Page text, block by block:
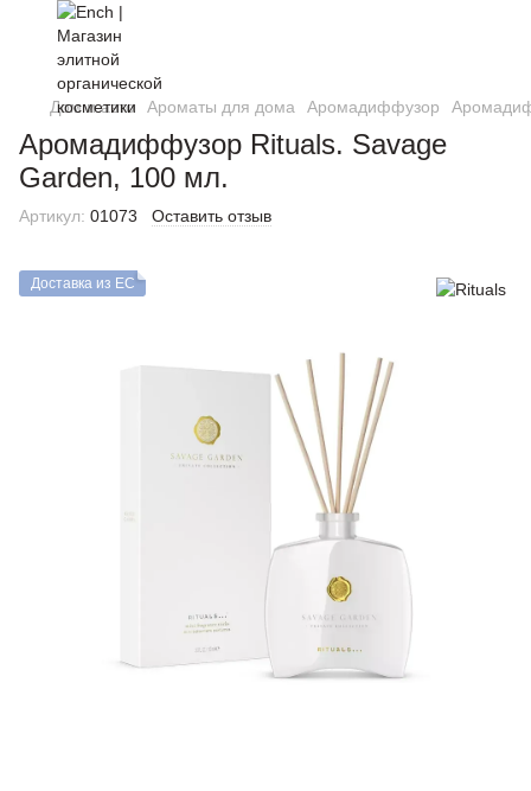
Дом и авто Ароматы для дома Аромадиффузор
Аромадиффузор Rituals. Savage
Garden, 100 мл.
Артикул: 01073 Оставить отзыв
Доставка из ЕС